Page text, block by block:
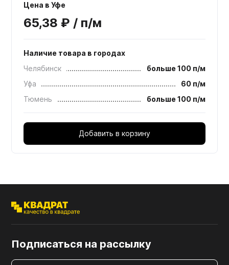
Цена в Уфе
65,38 ₽ / п/м
Наличие товара в городах
Челябинск
больше 100 п/м
Уфа
60 п/м
Тюмень
больше 100 п/м
Добавить в корзину
Подписаться на рассылку